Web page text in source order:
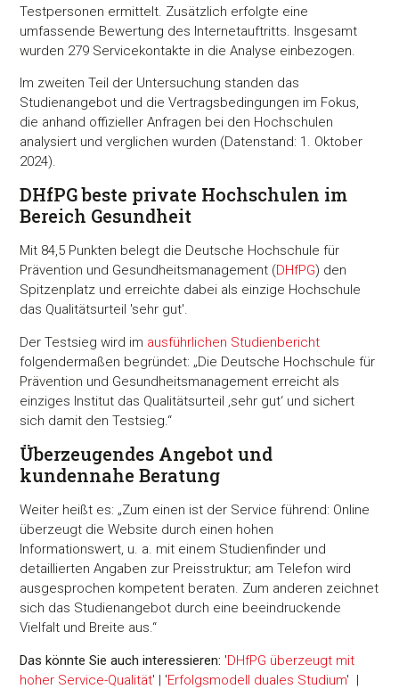
Testpersonen ermittelt. Zusätzlich erfolgte eine
umfassende Bewertung des Internetauftritts. Insgesamt
wurden 279 Servicekontakte in die Analyse einbezogen.
Im zweiten Teil der Untersuchung standen das
Studienangebot und die Vertragsbedingungen im Fokus,
die anhand offizieller Anfragen bei den Hochschulen
analysiert und verglichen wurden (Datenstand: 1. Oktober
2024).
DHfPG beste private Hochschulen im
Bereich Gesundheit
Mit 84,5 Punkten belegt die Deutsche Hochschule für
Prävention und Gesundheitsmanagement (DHfPG) den
Spitzenplatz und erreichte dabei als einzige Hochschule
das Qualitätsurteil 'sehr gut'.
Der Testsieg wird im ausführlichen Studienbericht
folgendermaßen begründet: „Die Deutsche Hochschule für
Prävention und Gesundheitsmanagement erreicht als
einziges Institut das Qualitätsurteil ‚sehr gut‘ und sichert
sich damit den Testsieg.“
Überzeugendes Angebot und
kundennahe Beratung
Weiter heißt es: „Zum einen ist der Service führend: Online
überzeugt die Website durch einen hohen
Informationswert, u. a. mit einem Studienfinder und
detaillierten Angaben zur Preisstruktur; am Telefon wird
ausgesprochen kompetent beraten. Zum anderen zeichnet
sich das Studienangebot durch eine beeindruckende
Vielfalt und Breite aus.“
Das könnte Sie auch interessieren: 'DHfPG überzeugt mit
hoher Service-Qualität' | 'Erfolgsmodell duales Studium' |